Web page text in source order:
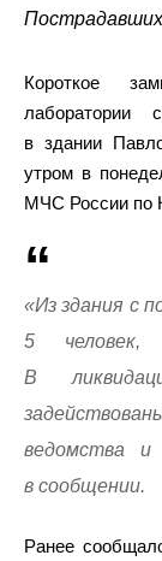
Короткое
лаборатории
в здании
утром в
МЧС России по
«Из здания с
5 человек,
В
ведомства
в сообщении.
Ранее